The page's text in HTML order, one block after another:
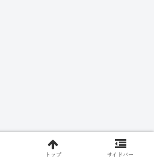
トップ サイドバー